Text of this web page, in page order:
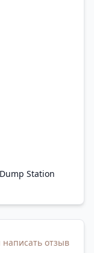
Station
отзыв